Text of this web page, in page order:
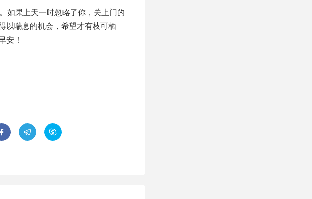
如果上天一时忽略了你，关上门的
喘息的机会，希望才有枝可栖，
安！
  